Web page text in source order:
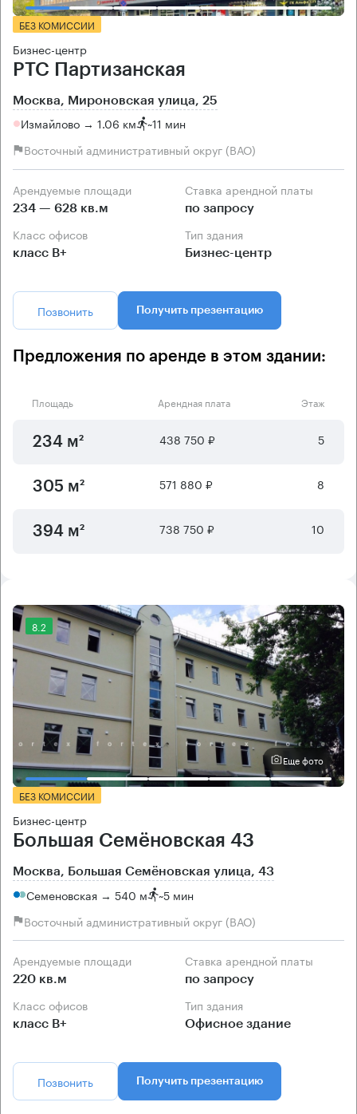
БЕЗ КОМИССИИ
Бизнес-центр
РТС Партизанская
Москва, Мироновская улица, 25
Измайлово → 1.06 км ~11 мин
Восточный административный округ (ВАО)
Арендуемые площади
234 — 628 кв.м
Ставка арендной платы
по запросу
Класс офисов
класс B+
Тип здания
Бизнес-центр
Позвонить Получить презентацию
Предложения по аренде в этом здании:
Площадь Арендная плата Этаж
234 м² 438 750 ₽ 5
305 м² 571 880 ₽ 8
394 м² 738 750 ₽ 10
8.2
Еще фото
БЕЗ КОМИССИИ
Бизнес-центр
Большая Семёновская 43
Москва, Большая Семёновская улица, 43
Семеновская → 540 м ~5 мин
Восточный административный округ (ВАО)
Арендуемые площади
220 кв.м
Ставка арендной платы
по запросу
Класс офисов
класс B+
Тип здания
Офисное здание
Позвонить Получить презентацию